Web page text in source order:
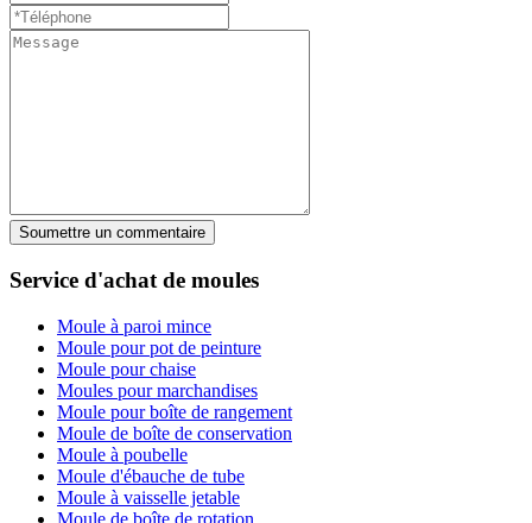
Soumettre un commentaire
Service d'achat de moules
Moule à paroi mince
Moule pour pot de peinture
Moule pour chaise
Moules pour marchandises
Moule pour boîte de rangement
Moule de boîte de conservation
Moule à poubelle
Moule d'ébauche de tube
Moule à vaisselle jetable
Moule de boîte de rotation